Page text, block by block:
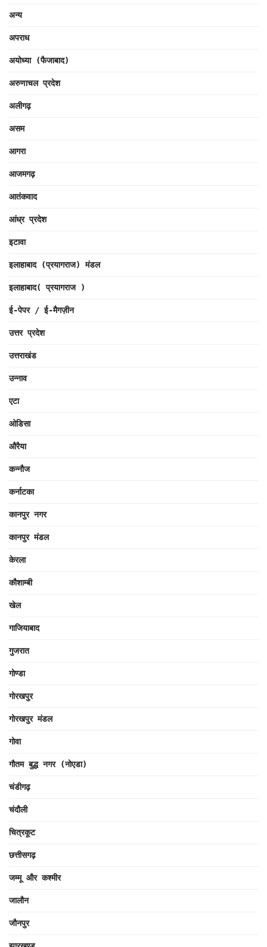
अन्य
अपराध
अयोध्या (फैजाबाद)
अरुणाचल प्रदेश
अलीगढ़
असम
आगरा
आजमगढ़
आतंकवाद
आंध्र प्रदेश
इटावा
इलाहाबाद (प्रयागराज) मंडल
इलाहाबाद( प्रयागराज )
ई-पेपर / ई-मैगज़ीन
उत्तर प्रदेश
उत्तराखंड
उन्नाव
एटा
ओडिसा
औरैया
कन्नौज
कर्नाटका
कानपुर नगर
कानपुर मंडल
केरला
कौशाम्बी
खेल
गाजियाबाद
गुजरात
गोण्डा
गोरखपुर
गोरखपुर मंडल
गोवा
गौतम बुद्ध नगर (नोएडा)
चंडीगढ़
चंदौली
चित्रकूट
छत्तीसगढ़
जम्मू और कश्मीर
जालौन
जौनपुर